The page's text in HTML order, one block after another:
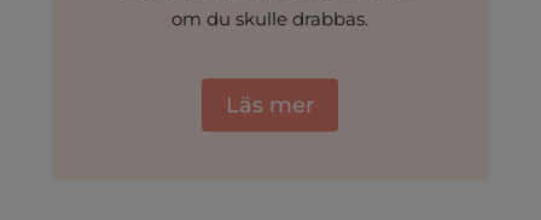
om du skulle drabbas.
Läs mer